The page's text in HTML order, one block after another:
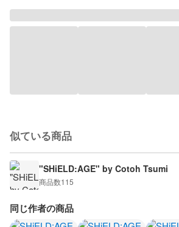
似ている商品
"SHiELD:AGE" by Cotoh Tsumi
商品数115
同じ作者の商品